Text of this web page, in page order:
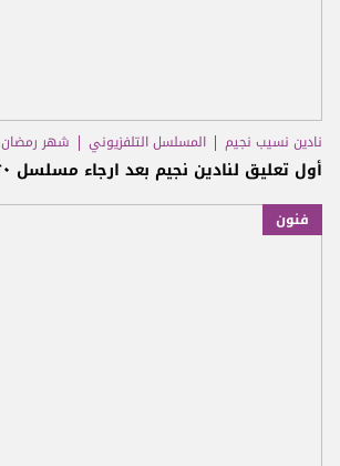
نادين نسيب نجيم المسلسل التلفزيوني شهر رمضان
أول تعليق لنادين نجيم بعد ارجاء مسلسل ٢٠٢٠
فنون